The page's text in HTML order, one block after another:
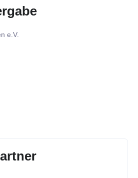
e.V.